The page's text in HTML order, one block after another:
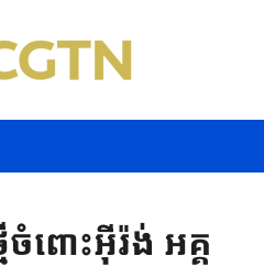
ពោះអ៊ីរ៉ង់ អគ្គ